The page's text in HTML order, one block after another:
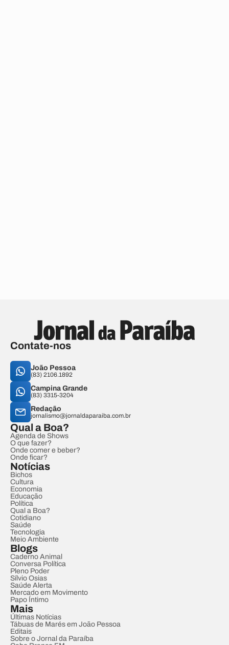
Contate-nos
João Pessoa
(83) 2106.1892
Campina Grande
(83) 3315-3204
Redação
jornalismo@jornaldaparaiba.com.br
Qual a Boa?
Agenda de Shows
O que fazer?
Onde comer e beber?
Onde ficar?
Notícias
Bichos
Cultura
Economia
Educação
Política
Qual a Boa?
Cotidiano
Saúde
Tecnologia
Meio Ambiente
Blogs
Caderno Animal
Conversa Política
Pleno Poder
Sílvio Osias
Saúde Alerta
Mercado em Movimento
Papo Íntimo
Mais
Últimas Notícias
Tábuas de Marés em João Pessoa
Editais
Sobre o Jornal da Paraíba